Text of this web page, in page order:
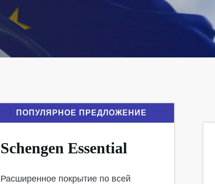
ПОПУЛЯРНОЕ ПРЕДЛОЖЕНИЕ
Schengen Essential
Расширенное покрытие по всей